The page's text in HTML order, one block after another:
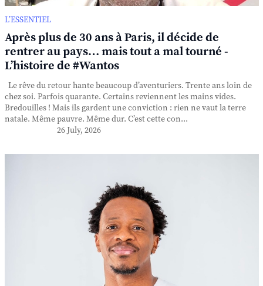
L’ESSENTIEL
Après plus de 30 ans à Paris, il décide de
rentrer au pays… mais tout a mal tourné -
L’histoire de #Wantos
Le rêve du retour hante beaucoup d’aventuriers. Trente ans loin de
chez soi. Parfois quarante. Certains reviennent les mains vides.
Bredouilles ! Mais ils gardent une conviction : rien ne vaut la terre
natale. Même pauvre. Même dur. C’est cette con...
26 July, 2026